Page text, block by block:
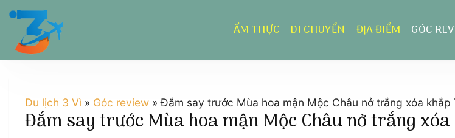
Chuyển
dung
ẨM THỰC DI CHUYỂN ĐỊA ĐIỂM GÓC
Du lịch 3 Vì » Góc review »Đắm say trước Mùa hoa mận Mộc Châu nở trắng xóa khắp
Đắm say trước Mùa hoa mận Mộc Châu nở trắng xóa